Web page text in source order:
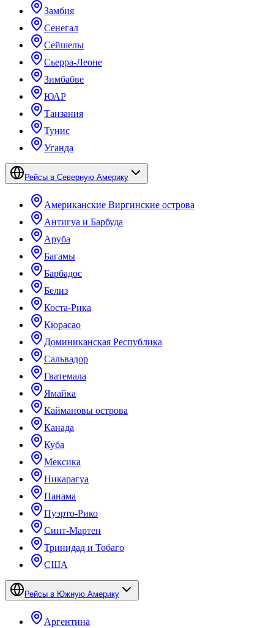
Замбия
Сенегал
Сейшелы
Сьерра-Леоне
Зимбабве
ЮАР
Танзания
Тунис
Уганда
Рейсы в Северную Америку
Американские Виргинские острова
Антигуа и Барбуда
Аруба
Багамы
Барбадос
Белиз
Коста-Рика
Кюрасао
Доминиканская Республика
Сальвадор
Гватемала
Ямайка
Каймановы острова
Канада
Куба
Мексика
Никарагуа
Панама
Пуэрто-Рико
Синт-Мартен
Тринидад и Тобаго
США
Рейсы в Южную Америку
Аргентина